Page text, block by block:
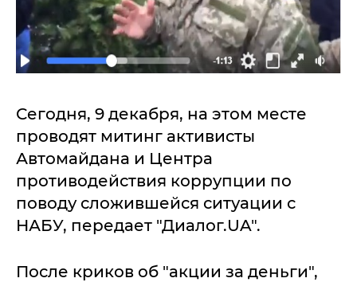
Сегодня, 9 декабря, на этом месте
проводят митинг активисты
Автомайдана и Центра
противодействия коррупции по
поводу сложившейся ситуации с
НАБУ, передает "Диалог.UA".
После криков об "акции за деньги",